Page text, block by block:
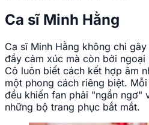
Ca sĩ Minh Hằng
Ca sĩ Minh Hằng không chỉ
đầy cảm xúc mà còn bởi ngoại
Cô luôn biết cách kết hợp âm
một phong cách riêng biệt.
đều khiến fan phải "ngẩn ngơ"
những bộ trang phục bắt mắt.